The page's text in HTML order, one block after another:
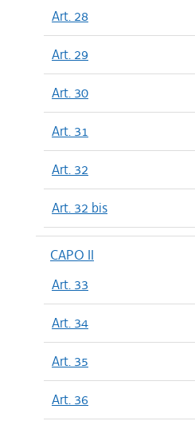
Art. 28
Art. 29
Art. 30
Art. 31
Art. 32
Art. 32 bis
CAPO II
Art. 33
Art. 34
Art. 35
Art. 36